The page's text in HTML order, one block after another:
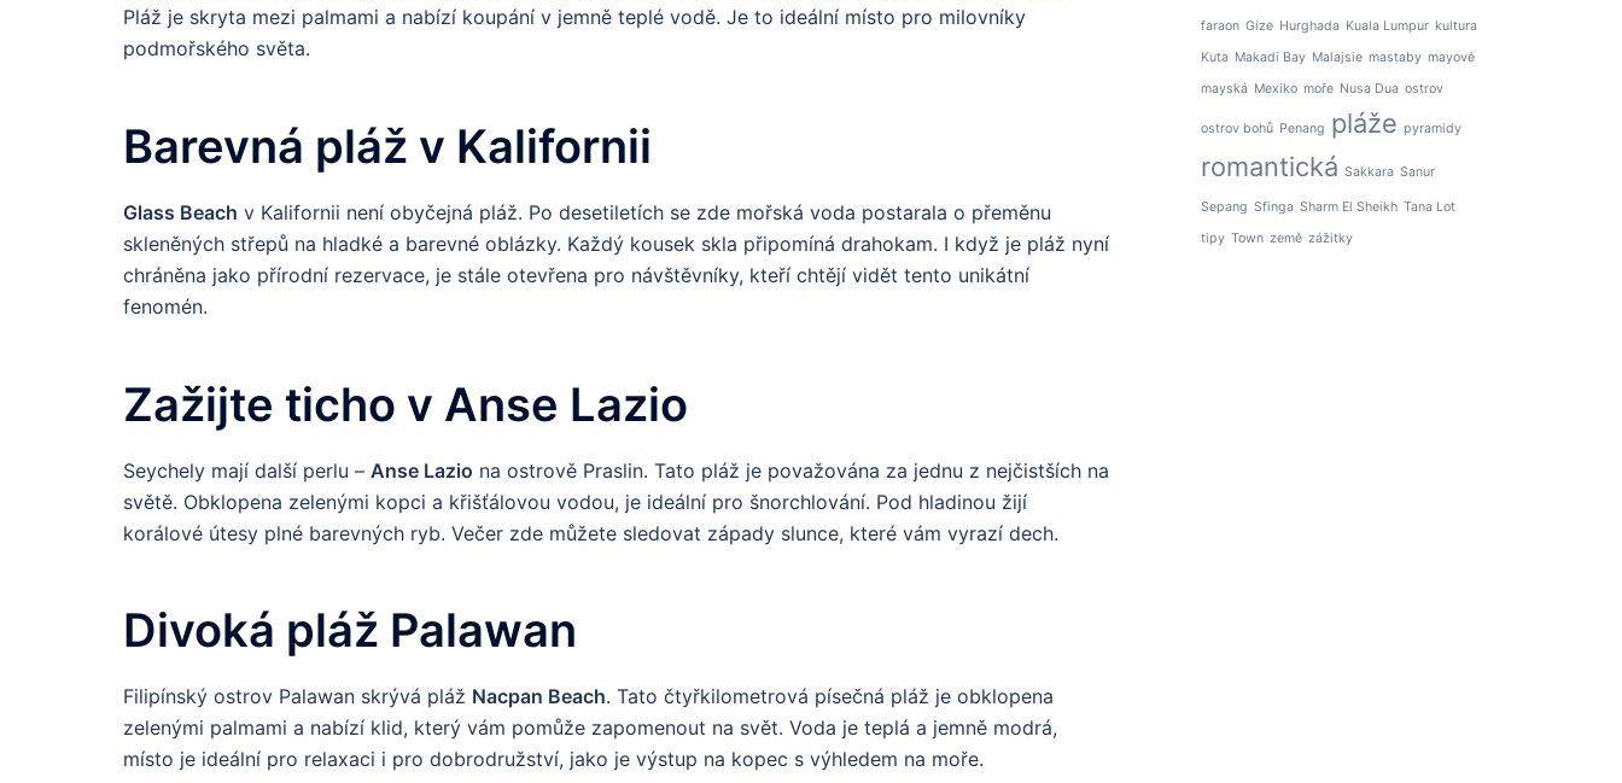
Pláž je skryta mezi palmami a nabízí koupání v jemně teplé vodě. Je to ideální místo pro milovníky
podmořského světa.
Barevná pláž v Kalifornii
Glass Beach v Kalifornii není obyčejná pláž. Po desetiletích se zde mořská voda postarala o přeměnu
skleněných střepů na hladké a barevné oblázky. Každý kousek skla připomíná drahokam. I když je pláž nyní
chráněna jako přírodní rezervace, je stále otevřena pro návštěvníky, kteří chtějí vidět tento unikátní
fenomén.
Zažijte ticho v Anse Lazio
Seychely mají další perlu – Anse Lazio na ostrově Praslin. Tato pláž je považována za jednu z nejčistších na
světě. Obklopena zelenými kopci a křišťálovou vodou, je ideální pro šnorchlování. Pod hladinou žijí
korálové útesy plné barevných ryb. Večer zde můžete sledovat západy slunce, které vám vyrazí dech.
Divoká pláž Palawan
Filipínský ostrov Palawan skrývá pláž Nacpan Beach. Tato čtyřkilometrová písečná pláž je obklopena
zelenými palmami a nabízí klid, který vám pomůže zapomenout na svět. Voda je teplá a jemně modrá,
místo je ideální pro relaxaci i pro dobrodružství, jako je výstup na kopec s výhledem na moře.
faraon Gíze Hurghada Kuala Lumpur kultura
Kuta Makadi Bay Malajsie mastaby mayové
mayská Mexiko moře Nusa Dua ostrov
ostrov bohů Penang pláže pyramidy
romantická Sakkara Sanur
Sepang Sfinga Sharm El Sheikh Tana Lot
tipy Town země zážitky